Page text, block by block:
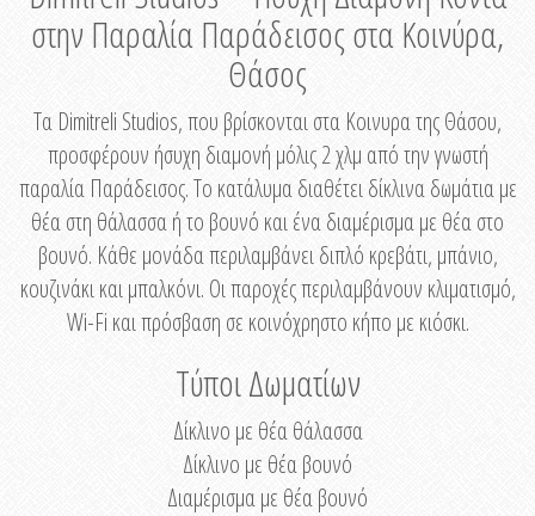
στην Παραλία Παράδεισος στα Κοινύρα,
Θάσος
Τα Dimitreli Studios, που βρίσκονται στα Κοινυρα της Θάσου,
προσφέρουν ήσυχη διαμονή μόλις 2 χλμ από την γνωστή
παραλία Παράδεισος. Το κατάλυμα διαθέτει δίκλινα δωμάτια με
θέα στη θάλασσα ή το βουνό και ένα διαμέρισμα με θέα στο
βουνό. Κάθε μονάδα περιλαμβάνει διπλό κρεβάτι, μπάνιο,
κουζινάκι και μπαλκόνι. Οι παροχές περιλαμβάνουν κλιματισμό,
Wi-Fi και πρόσβαση σε κοινόχρηστο κήπο με κιόσκι.
Τύποι Δωματίων
Δίκλινο με θέα θάλασσα
Δίκλινο με θέα βουνό
Διαμέρισμα με θέα βουνό